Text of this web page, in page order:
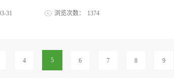
-31 浏览次数： 1374
4 5 6 7 8 9